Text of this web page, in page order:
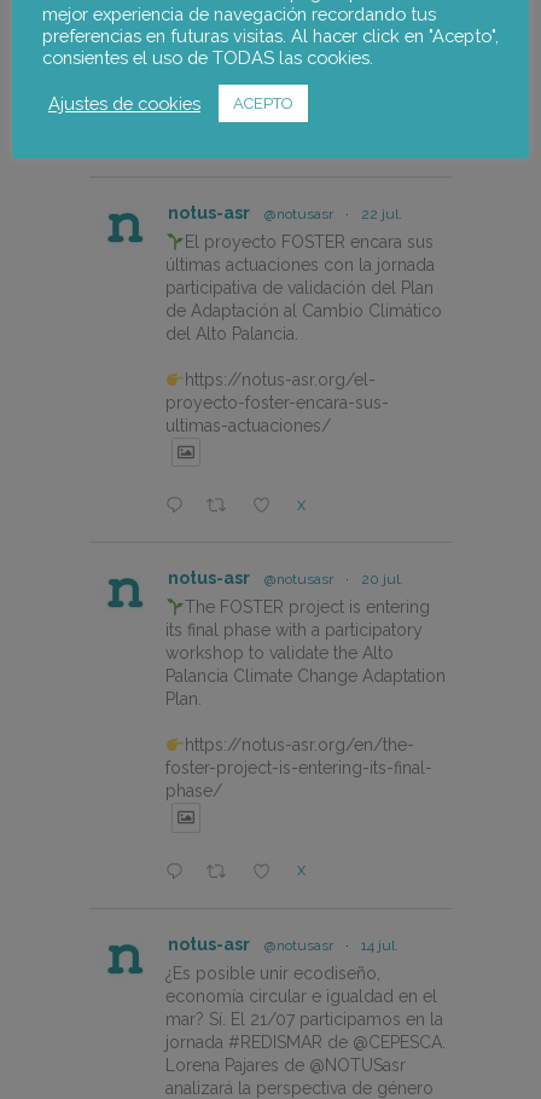
conference-on-women-eco-
design-and-the-circular-economy-
in-fishing-gear/
notus-asr @notusasr · 22 jul.
El proyecto FOSTER encara sus
últimas actuaciones con la jornada
participativa de validación del Plan
de Adaptación al Cambio Climático
del Alto Palancia.
https://notus-asr.org/el-
proyecto-foster-encara-sus-
ultimas-actuaciones/
X
notus-asr @notusasr · 20 jul.
The FOSTER project is entering
its final phase with a participatory
workshop to validate the Alto
Palancia Climate Change Adaptation
Plan.
https://notus-asr.org/en/the-
foster-project-is-entering-its-final-
phase/
X
notus-asr @notusasr · 14 jul.
¿Es posible unir ecodiseño,
economía circular e igualdad en el
mar? Sí. El 21/07 participamos en la
jornada #REDISMAR de @CEPESCA.
Lorena Pajares de @NOTUSasr
analizará la perspectiva de género
mejor experiencia de navegación recordando tus
preferencias en futuras visitas. Al hacer click en "Acepto",
consientes el uso de TODAS las cookies.
Ajustes de cookies ACEPTO